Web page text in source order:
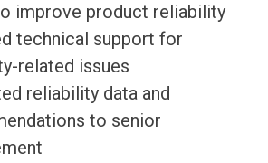
improve product reliability
technical support for
related issues
reliability data and
to senior